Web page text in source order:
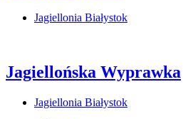
Jagiellonia Białystok
Jagiellońska Wyprawka
Jagiellonia Białystok